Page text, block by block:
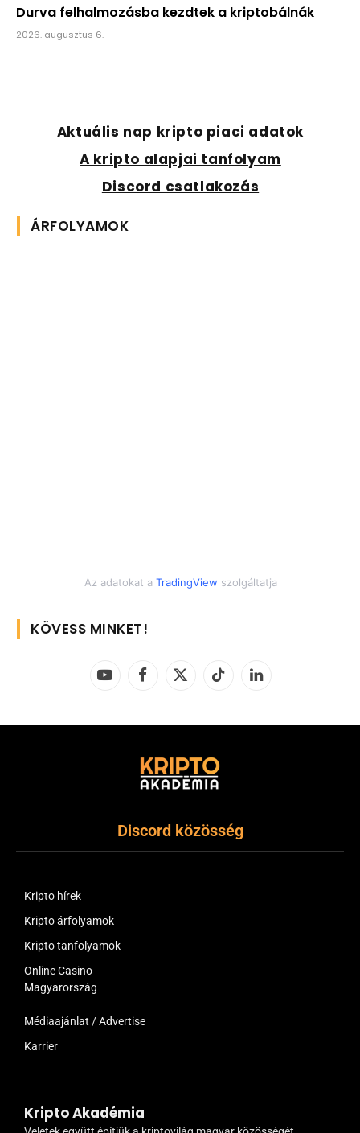
Durva felhalmozásba kezdtek a kriptobálnák
2026. augusztus 6.
Aktuális nap kripto piaci adatok
A kripto alapjai tanfolyam
Discord csatlakozás
ÁRFOLYAMOK
Az adatokat a TradingView szolgáltatja
KÖVESS MINKET!
YouTubeFacebook
X
TikTok LinkedIn
Discord közösség
Kripto hírek
Kripto árfolyamok
Kripto tanfolyamok
Online Casino
Magyarország
Médiaajánlat / Advertise
Karrier
Kripto Akadémia